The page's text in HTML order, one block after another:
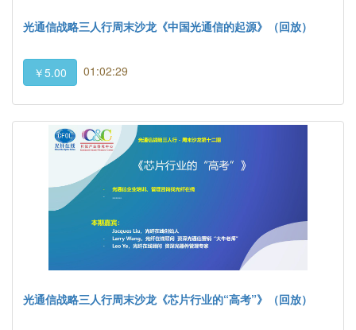
光通信战略三人行周末沙龙《中国光通信的起源》（回放）
￥5.00 01:02:29
光通信战略三人行周末沙龙《芯片行业的“高考”》（回放）